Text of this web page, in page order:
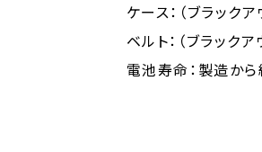
ケース：（ブラックアウト
ベルト：（ブラックアウト
電池寿命：製造から約4年